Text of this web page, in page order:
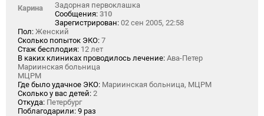
Карина
Задорная первоклашка
Сообщения: 310
Зарегистрирован: 02 сен 2005, 22:58
Пол: Женский
Сколько попыток ЭКО: 7
Стаж бесплодия: 12 лет
В каких клиниках проводилось лечение: Ава-Петер
Мариинская больница
МЦРМ
Где было удачное ЭКО: Мариинская больница, МЦРМ
Сколько у вас детей: 2
Откуда: Петербург
Поблагодарили: 9 раз